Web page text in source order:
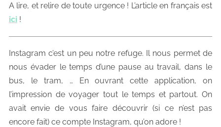
A lire, et relire de toute urgence ! L’article en français est
ici !
Instagram c’est un peu notre refuge. Il nous permet de
nous évader le temps d’une pause au travail, dans le
bus, le tram, … En ouvrant cette application, on
l’impression de voyager tout le temps et partout. On
avait envie de vous faire découvrir (si ce n’est pas
encore fait) ce compte Instagram, qu’on adore !